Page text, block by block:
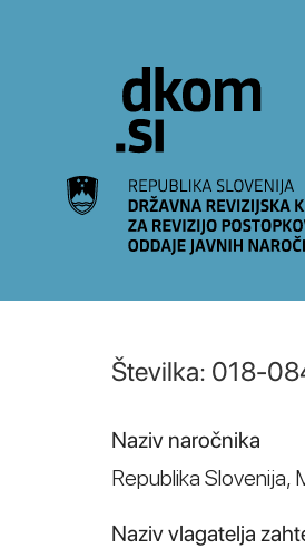
Številka: 018-
Naziv naročnika
Republika Slovenija,
Naziv vlagatelja